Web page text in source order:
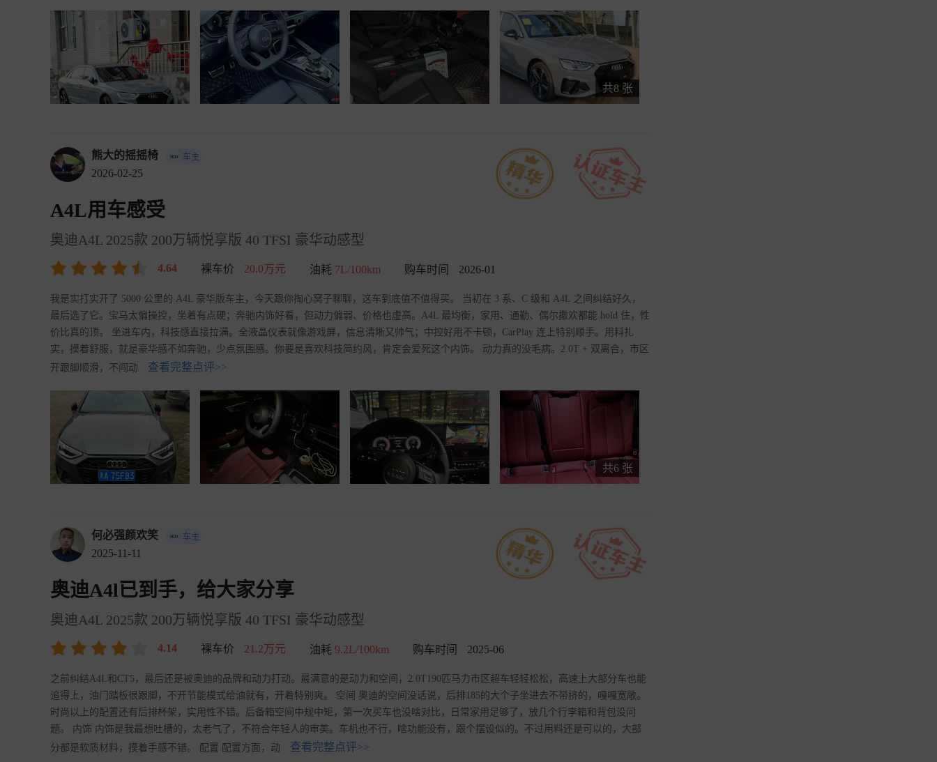
共8 张
熊大的摇摇椅 车主
2026-02-25
A4L用车感受
奥迪A4L 2025款 200万辆悦享版 40 TFSI 豪华动感型
4.64 裸车价 20.0万元 油耗 7L/100km 购车时间 2026-01
我是实打实开了 5000 公里的 A4L 豪华版车主，今天跟你掏心窝子聊聊，这车到底值不值得买。 当初在 3 系、C 级和 A4L 之间纠结好久，
最后选了它。宝马太偏操控，坐着有点硬；奔驰内饰好看，但动力偏弱、价格也虚高。A4L 最均衡，家用、通勤、偶尔撒欢都能 hold 住，性
价比真的顶。 坐进车内，科技感直接拉满。全液晶仪表就像游戏屏，信息清晰又帅气；中控好用不卡顿，CarPlay 连上特别顺手。用料扎
实，摸着舒服，就是豪华感不如奔驰，少点氛围感。你要是喜欢科技简约风，肯定会爱死这个内饰。 动力真的没毛病。2.0T + 双离合，市区
开跟脚顺滑，不闯动
查看完整点评>>
共6 张
何必强颜欢笑 车主
2025-11-11
奥迪A4l已到手，给大家分享
奥迪A4L 2025款 200万辆悦享版 40 TFSI 豪华动感型
4.14 裸车价 21.2万元 油耗 9.2L/100km 购车时间 2025-06
之前纠结A4L和CT5，最后还是被奥迪的品牌和动力打动。最满意的是动力和空间，2.0T190匹马力市区超车轻轻松松，高速上大部分车也能
追得上，油门踏板很跟脚，不开节能模式给油就有，开着特别爽。 空间 奥迪的空间没话说，后排185的大个子坐进去不带挤的，嘎嘎宽敞。
时尚以上的配置还有后排杯架，实用性不错。后备箱空间中规中矩，第一次买车也没啥对比，日常家用足够了，放几个行李箱和背包没问
题。 内饰 内饰是我最想吐槽的，太老气了，不符合年轻人的审美。车机也不行，啥功能没有，跟个摆设似的。不过用料还是可以的，大部
分都是软质材料，摸着手感不错。 配置 配置方面，动
查看完整点评>>